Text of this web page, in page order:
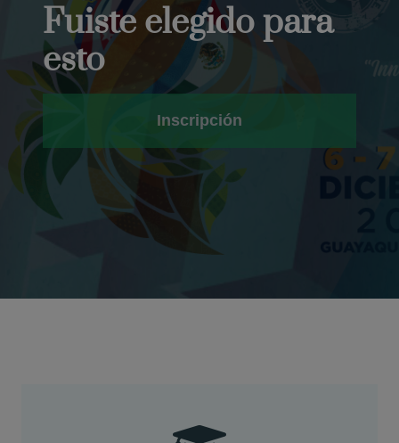
Fuiste elegido para
esto
Inscripción